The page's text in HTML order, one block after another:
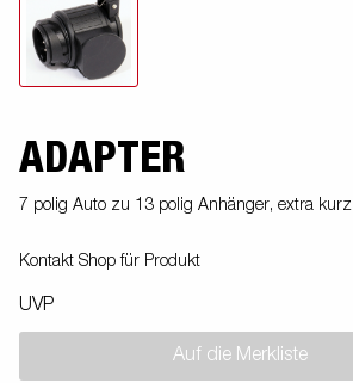
ADAPTER
7 polig Auto zu 13 polig Anhänger, extra kurz
Kontakt Shop für Produkt
UVP
Auf die Merkliste